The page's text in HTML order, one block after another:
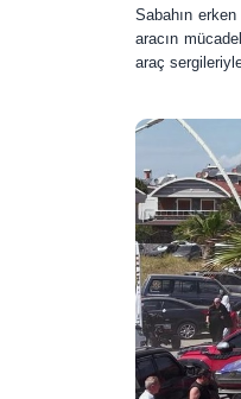
Sabahın
aracın
araç